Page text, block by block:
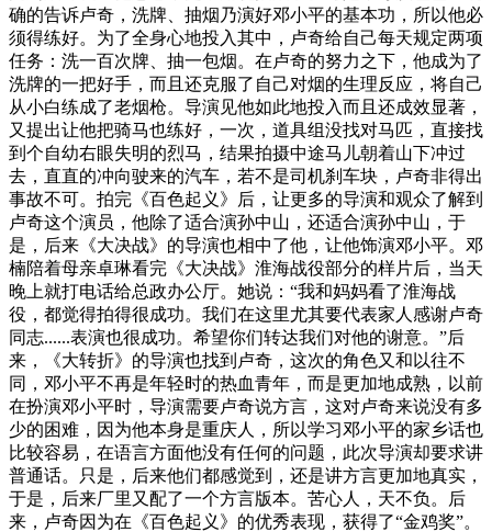
确的告诉卢奇，洗牌、抽烟乃演好邓小平的基本功，所以他必
须得练好。为了全身心地投入其中，卢奇给自己每天规定两项
任务：洗一百次牌、抽一包烟。在卢奇的努力之下，他成为了
洗牌的一把好手，而且还克服了自己对烟的生理反应，将自己
从小白练成了老烟枪。导演见他如此地投入而且还成效显著，
又提出让他把骑马也练好，一次，道具组没找对马匹，直接找
到个自幼右眼失明的烈马，结果拍摄中途马儿朝着山下冲过
去，直直的冲向驶来的汽车，若不是司机刹车块，卢奇非得出
事故不可。拍完《百色起义》后，让更多的导演和观众了解到
卢奇这个演员，他除了适合演孙中山，还适合演孙中山，于
是，后来《大决战》的导演也相中了他，让他饰演邓小平。邓
楠陪着母亲卓琳看完《大决战》淮海战役部分的样片后，当天
晚上就打电话给总政办公厅。她说：“我和妈妈看了淮海战
役，都觉得拍得很成功。我们在这里尤其要代表家人感谢卢奇
同志......表演也很成功。希望你们转达我们对他的谢意。”后
来，《大转折》的导演也找到卢奇，这次的角色又和以往不
同，邓小平不再是年轻时的热血青年，而是更加地成熟，以前
在扮演邓小平时，导演需要卢奇说方言，这对卢奇来说没有多
少的困难，因为他本身是重庆人，所以学习邓小平的家乡话也
比较容易，在语言方面他没有任何的问题，此次导演却要求讲
普通话。只是，后来他们都感觉到，还是讲方言更加地真实，
于是，后来厂里又配了一个方言版本。苦心人，天不负。后
来，卢奇因为在《百色起义》的优秀表现，获得了“金鸡奖”。